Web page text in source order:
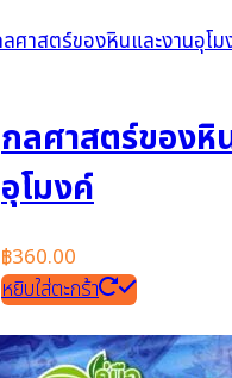
กลศาสตร์ของหิ
อุโมงค์
฿360.00
หยิบใส่ตะกร้า